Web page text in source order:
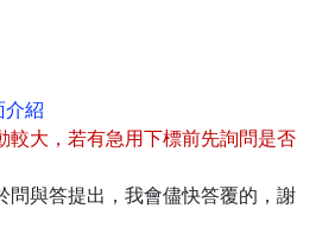
介紹
較大，若有急用下標前先詢問是否
問與答提出，我會儘快答覆的，謝